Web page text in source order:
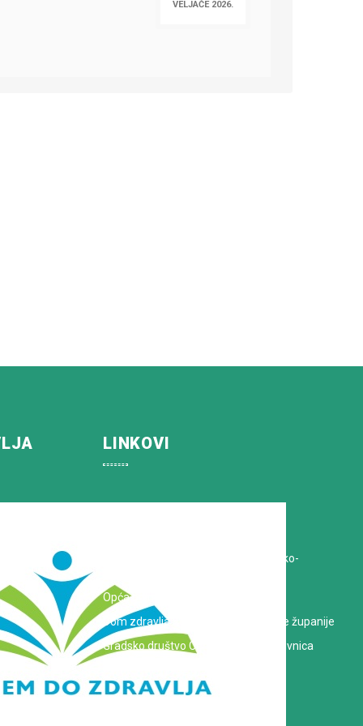
VELJAČE 2026.
LINKOVI
Zavod za javno zdravstvo Koprivničko-
Opća bolnica dr. Tomislav Bardek
Dom zdravlja Koprivničko-križevačke županije
Gradsko društvo Crvenog križa Koprivnica